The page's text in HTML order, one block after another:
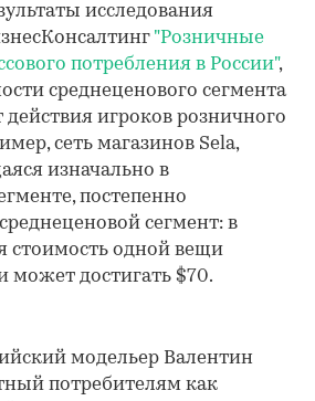
исследования
"Розничные
потребления в России",
среднеценового сегмента
действия игроков розничного
сеть магазинов Sela,
изначально в
постепенно
сегмент: в
стоимость одной вещи
может достигать $70.
модельер Валентин
потребителям как